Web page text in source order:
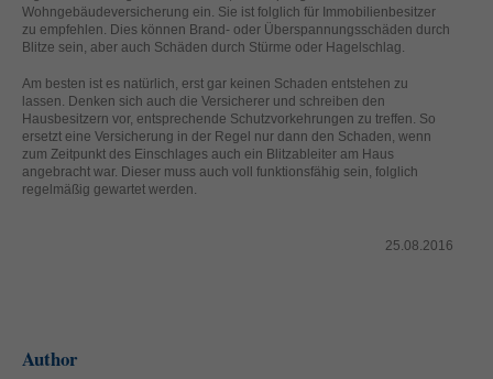
Wohngebäudeversicherung ein. Sie ist folglich für Immobilienbesitzer
zu empfehlen. Dies können Brand- oder Überspannungsschäden durch
Blitze sein, aber auch Schäden durch Stürme oder Hagelschlag.
Am besten ist es natürlich, erst gar keinen Schaden entstehen zu
lassen. Denken sich auch die Versicherer und schreiben den
Hausbesitzern vor, entsprechende Schutzvorkehrungen zu treffen. So
ersetzt eine Versicherung in der Regel nur dann den Schaden, wenn
zum Zeitpunkt des Einschlages auch ein Blitzableiter am Haus
angebracht war. Dieser muss auch voll funktionsfähig sein, folglich
regelmäßig gewartet werden.
25.08.2016
Author
helfen, diese Website und Ihre Erfahrung zu verbessern.
Personenbezogene Daten können verarbeitet werden (z. B. IP-
Adressen), z. B. für personalisierte Anzeigen und Inhalte oder
Anzeigen- und Inhaltsmessung.
Weitere Informationen über die
Verwendung Ihrer Daten finden Sie in unserer
Datenschutzerklärung.
Hier finden Sie eine Übersicht über alle verwendeten Cookies. Sie
können Ihre Einwilligung zu ganzen Kategorien geben oder sich
weitere Informationen anzeigen lassen und so nur bestimmte
Cookies auswählen.
Essenzielle Cookies ermöglichen grundlegende Funktionen und sind für